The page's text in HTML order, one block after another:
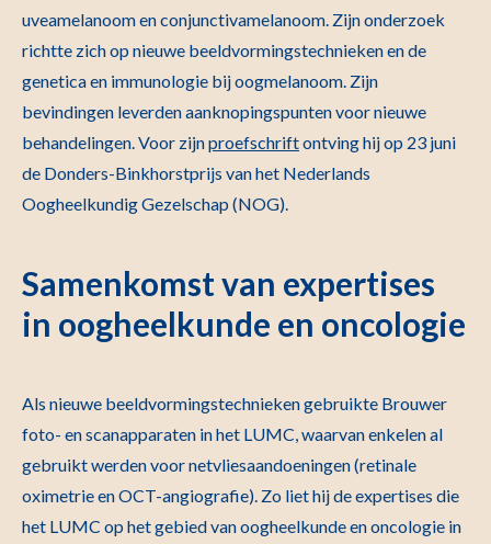
uveamelanoom en conjunctivamelanoom. Zijn onderzoek
richtte zich op nieuwe beeldvormingstechnieken en de
genetica en immunologie bij oogmelanoom. Zijn
bevindingen leverden aanknopingspunten voor nieuwe
behandelingen. Voor zijnproefschriftontving hij op 23 juni
de Donders-Binkhorstprijs van het Nederlands
Oogheelkundig Gezelschap (NOG).
Samenkomst van expertises
in oogheelkunde en oncologie
Als nieuwe beeldvormingstechnieken gebruikte Brouwer
foto- en scanapparaten in het LUMC, waarvan enkelen al
gebruikt werden voor netvliesaandoeningen (retinale
oximetrie en OCT-angiografie). Zo liet hij de expertises die
het LUMC op het gebied van oogheelkunde en oncologie in